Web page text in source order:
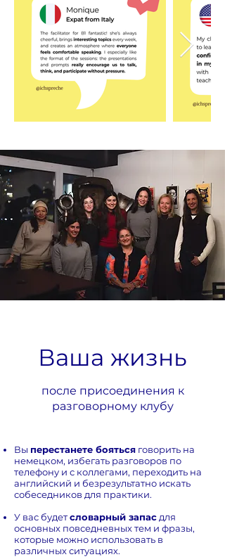
Ваша жизнь
после присоединения к
разговорному клубу
Вы перестанете бояться говорить на
немецком, избегать разговоров по
телефону и с коллегами, переходить на
английский и безрезультатно искать
собеседников для практики.
У вас будетсловарный запас для
основных повседневных тем и фразы,
которые можно использовать в
различных ситуациях.